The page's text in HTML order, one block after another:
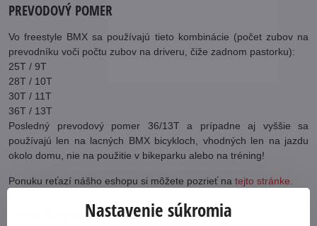
PREVODOVÝ POMER
Vo freestyle BMX sa používajú tieto kombinácie (počet zubov na
prevodníku voči počtu zubov na driveru, čiže zadnom pastorku):
25T / 9T
28T / 10T
30T / 11T
36T / 13T
Posledný prevodový pomer 36/13T a prípadne aj vyššie sa
používajú len na lacných BMX bicykloch, vhodných len na jazdu
okolo domu, nie na použitie v bikeparku alebo na tréning!
Ponuku reťazí nášho eshopu si môžete pozrieť na tejto stránke.
Potrebujete poradiť?Nastavenie súkromia